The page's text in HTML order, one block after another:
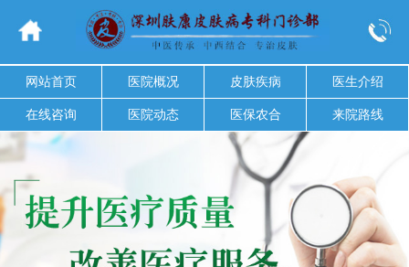
网站首页 医院概况 皮肤疾病 医生介绍
在线咨询 医院动态 医保农合 来院路线